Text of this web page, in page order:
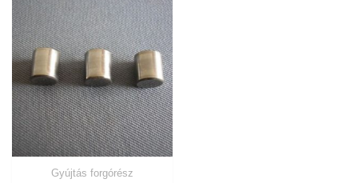
Gyújtás forgórész